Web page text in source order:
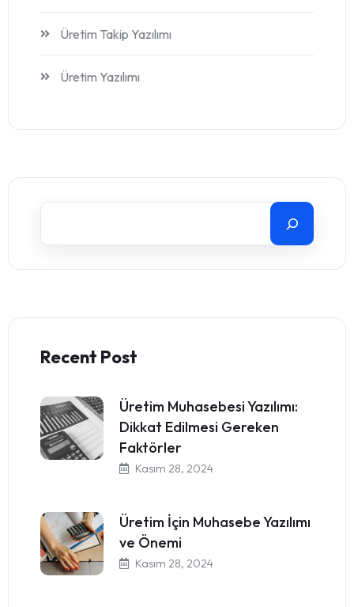
Üretim Takip Yazılımı
Üretim Yazılımı
Recent Post
Üretim Muhasebesi Yazılımı:
Dikkat Edilmesi Gereken
Faktörler
Kasım 28, 2024
Üretim İçin Muhasebe Yazılımı
ve Önemi
Kasım 28, 2024